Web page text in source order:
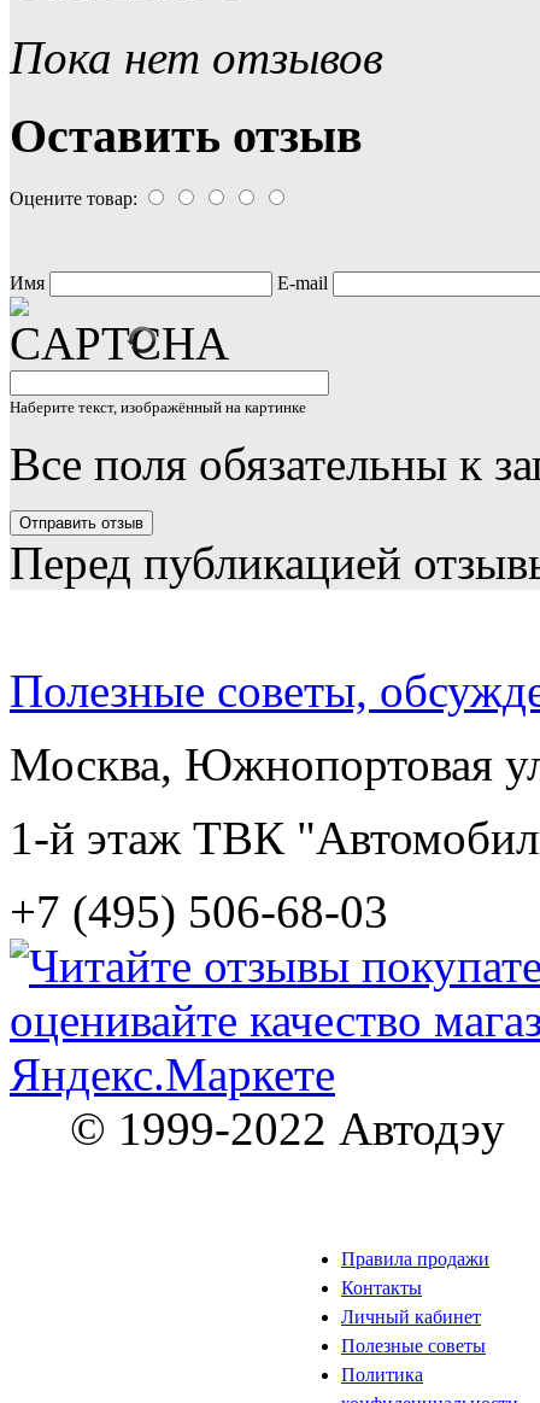
Пока нет отзывов
Оставить отзыв
Оцените товар:
Имя E-mail
Наберите текст, изображённый на картинке
Все поля обязательны к
Перед публикацией
Полезные советы,
Москва, Южнопортовая
1-й этаж ТВК
+7 (495) 506-68-03
Правила продажи
Контакты
Личный кабинет
Полезные советы
Политика
© 1999-2022 Автодэу